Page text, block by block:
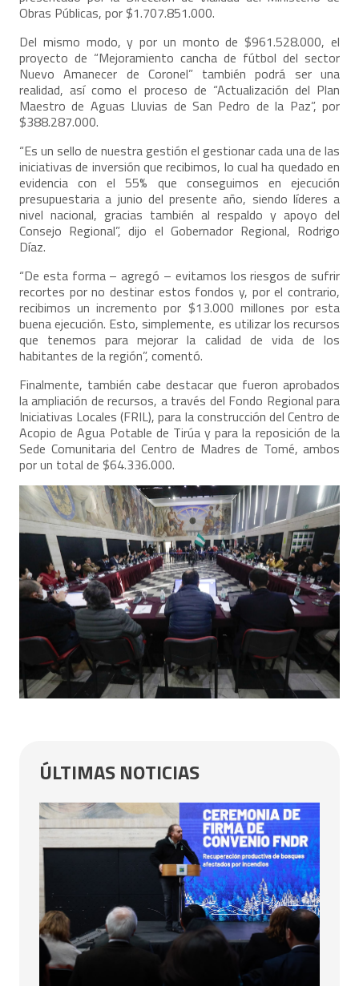
Obras Públicas, por $1.707.851.000.
Del mismo modo, y por un monto de $961.528.000, el
proyecto de “Mejoramiento cancha de fútbol del sector
Nuevo Amanecer de Coronel” también podrá ser una
realidad, así como el proceso de “Actualización del Plan
Maestro de Aguas Lluvias de San Pedro de la Paz”, por
$388.287.000.
“Es un sello de nuestra gestión el gestionar cada una de las
iniciativas de inversión que recibimos, lo cual ha quedado en
evidencia con el 55% que conseguimos en ejecución
presupuestaria a junio del presente año, siendo líderes a
nivel nacional, gracias también al respaldo y apoyo del
Consejo Regional”, dijo el Gobernador Regional, Rodrigo
Díaz.
“De esta forma – agregó – evitamos los riesgos de sufrir
recortes por no destinar estos fondos y, por el contrario,
recibimos un incremento por $13.000 millones por esta
buena ejecución. Esto, simplemente, es utilizar los recursos
que tenemos para mejorar la calidad de vida de los
habitantes de la región”, comentó.
Finalmente, también cabe destacar que fueron aprobados
la ampliación de recursos, a través del Fondo Regional para
Iniciativas Locales (FRIL), para la construcción del Centro de
Acopio de Agua Potable de Tirúa y para la reposición de la
Sede Comunitaria del Centro de Madres de Tomé, ambos
por un total de $64.336.000.
ÚLTIMAS NOTICIAS